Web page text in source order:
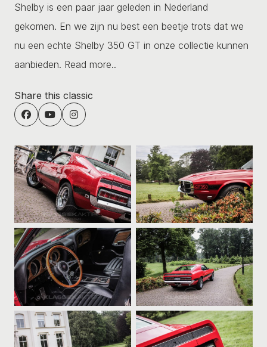
Shelby is een paar jaar geleden in Nederland
gekomen. En we zijn nu best een beetje trots dat we
nu een echte Shelby 350 GT in onze collectie kunnen
aanbieden. Read more..
Share this classic